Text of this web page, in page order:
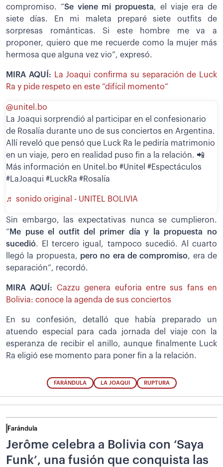
compromiso. “Se viene mi propuesta, el viaje era de
siete días. En mi maleta preparé siete outfits de
sorpresas románticas. Si este hombre me va a
proponer, quiero que me recuerde como la mujer más
hermosa que alguna vez vio”, expresó.
MIRA AQUÍ: La Joaqui confirma su separación de Luck
Ra y pide respeto en este “difícil momento”
@unitel.bo
La Joaqui sorprendió al participar en el confesionario
de Rosalía durante uno de sus conciertos en Argentina.
Allí reveló que pensó que Luck Ra le pediría matrimonio
en un viaje, pero en realidad puso fin a la relación. 📲
Más información en Unitel.bo #Unitel #Espectáculos
#LaJoaqui #LuckRa #Rosalía
♬ sonido original - UNITEL BOLIVIA
Sin embargo, las expectativas nunca se cumplieron.
“ Me puse el outfit del primer día y la propuesta no
sucedió. El tercero igual, tampoco sucedió. Al cuarto
llegó la propuesta, pero no era de compromiso, era de
separación”, recordó.
MIRA AQUÍ: Cazzu genera euforia entre sus fans en
Bolivia: conoce la agenda de sus conciertos
En su confesión, detalló que había preparado un
atuendo especial para cada jornada del viaje con la
esperanza de recibir el anillo, aunque finalmente Luck
Ra eligió ese momento para poner fin a la relación.
FARÁNDULA LA JOAQUI RUPTURA
Farándula
Jerôme celebra a Bolivia con ‘Saya
Funk’, una fusión que conquista las